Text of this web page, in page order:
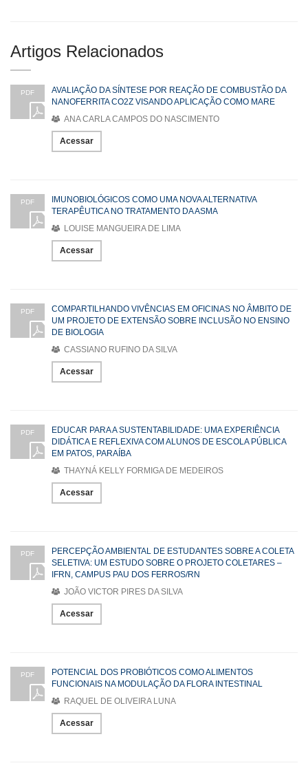
Artigos Relacionados
PDF
AVALIAÇÃO DA SÍNTESE POR REAÇÃO DE COMBUSTÃO DA
NANOFERRITA CO2Z VISANDO APLICAÇÃO COMO MARE
ANA CARLA CAMPOS DO NASCIMENTO
Acessar
PDF
IMUNOBIOLÓGICOS COMO UMA NOVA ALTERNATIVA
TERAPÊUTICA NO TRATAMENTO DA ASMA
LOUISE MANGUEIRA DE LIMA
Acessar
PDF
COMPARTILHANDO VIVÊNCIAS EM OFICINAS NO ÂMBITO DE
UM PROJETO DE EXTENSÃO SOBRE INCLUSÃO NO ENSINO
DE BIOLOGIA
CASSIANO RUFINO DA SILVA
Acessar
PDF
EDUCAR PARA A SUSTENTABILIDADE: UMA EXPERIÊNCIA
DIDÁTICA E REFLEXIVA COM ALUNOS DE ESCOLA PÚBLICA
EM PATOS, PARAÍBA
THAYNÁ KELLY FORMIGA DE MEDEIROS
Acessar
PDF
PERCEPÇÃO AMBIENTAL DE ESTUDANTES SOBRE A COLETA
SELETIVA: UM ESTUDO SOBRE O PROJETO COLETARES –
IFRN, CAMPUS PAU DOS FERROS/RN
JOÃO VICTOR PIRES DA SILVA
Acessar
PDF
POTENCIAL DOS PROBIÓTICOS COMO ALIMENTOS
FUNCIONAIS NA MODULAÇÃO DA FLORA INTESTINAL
RAQUEL DE OLIVEIRA LUNA
Acessar